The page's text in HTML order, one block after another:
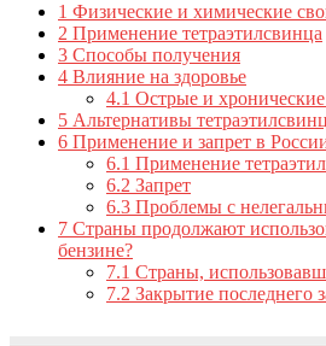
1 Физические и химические
2 Применение тетраэтилсвинца
3 Способы получения
4 Влияние на здоровье
4.1 Острые и
5 Альтернативы
6 Применение и запрет в
6.1 Применение
6.2 Запрет
6.3 Проблемы с
7 Страны продолжают
бензине?
7.1 Страны,
7.2 Закрытие последнего